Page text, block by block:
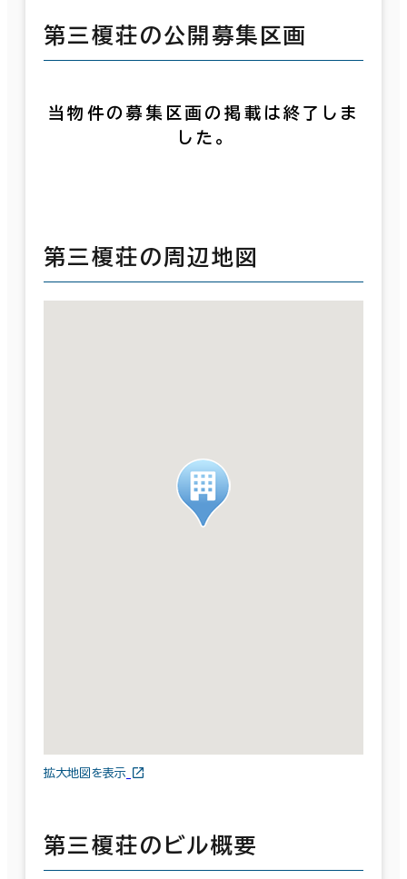
第三榎荘の公開募集区画
当物件の募集区画の掲載は終了しま
した。
第三榎荘の周辺地図
拡大地図を表示
第三榎荘のビル概要